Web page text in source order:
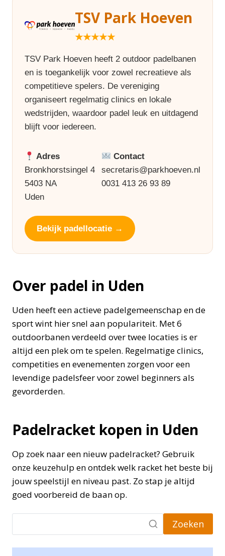
TSV Park Hoeven
★★★★★
TSV Park Hoeven heeft 2 outdoor padelbanen
en is toegankelijk voor zowel recreatieve als
competitieve spelers. De vereniging
organiseert regelmatig clinics en lokale
wedstrijden, waardoor padel leuk en uitdagend
blijft voor iedereen.
Adres
Bronkhorstsingel 4
5403 NA
Uden
Contact
secretaris@parkhoeven.nl
0031 413 26 93 89
Bekijk padellocatie →
Over padel in Uden
Uden heeft een actieve padelgemeenschap en de
sport wint hier snel aan populariteit. Met 6
outdoorbanen verdeeld over twee locaties is er
altijd een plek om te spelen. Regelmatige clinics,
competities en evenementen zorgen voor een
levendige padelsfeer voor zowel beginners als
gevorderden.
Padelracket kopen in Uden
Op zoek naar een nieuw padelracket? Gebruik
onze keuzehulp en ontdek welk racket het beste bij
jouw speelstijl en niveau past. Zo stap je altijd
goed voorbereid de baan op.
Zoeken